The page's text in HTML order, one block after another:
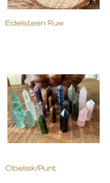
Edelsteen Ruw
Obelisk/Punt